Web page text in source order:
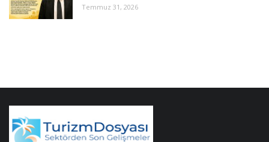
Temmuz 31, 2026